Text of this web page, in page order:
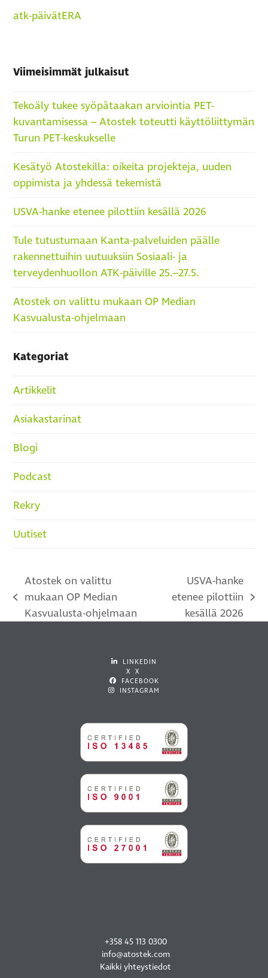
atk-päivätERA
Viimeisimmät julkaisut
Tekoäly tukee syöpätaakan arviointia PET-
kuvantamisessa – Atostek toteutti käyttöliittymän
Turun PET-keskukselle
Kesätyö Atostekilla: oikeita projekteja, uuden
oppimista ja yhdessä tekemistä
USVA-hanke etenee pilottiin kesällä 2026
Tule tutustumaan Kanta-palveluiden päälle
rakennettuihin uutuuksiin Sosiaali- ja
terveydenhuollon ATK-päiville 25.–27.5.
Atostek on valittu mukaan OP Median
Kasvualusta-ohjelmaan
Kategoriat
Artikkelit
Asiakastarinat
Blogi
Podcast
Rekry
Uutiset
previous
post:
Atostek on valittu
mukaan OP Median
Kasvualusta-ohjelmaan
next
post:
USVA-hanke
etenee pilottiin
kesällä 2026
LINKEDIN
X X
FACEBOOK
INSTAGRAM
+358 45 113 0300
info@atostek.com
Kaikki yhteystiedot